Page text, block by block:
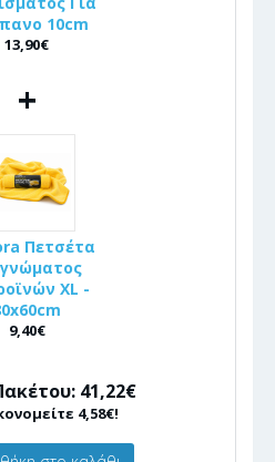
10cm
13,90€
+
Πετσέτα
XL -
9,40€
41,22€
4,58€!